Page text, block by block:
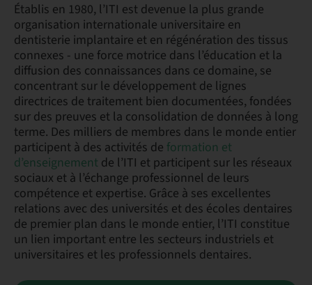
Établis en 1980, l’ITI est devenue la plus grande
organisation internationale universitaire en
dentisterie implantaire et en régénération des tissus
connexes - une force motrice dans l’éducation et la
diffusion des connaissances dans ce domaine, se
concentrant sur le développement de lignes
directrices de traitement bien documentées, fondées
sur des preuves et la consolidation de données à long
terme. Des milliers de membres dans le monde entier
participent à des activités de formation et
d’enseignement de l’ITI et participent sur les réseaux
sociaux et à l’échange professionnel de leurs
compétence et expertise. Grâce à ses excellentes
relations avec des universités et des écoles dentaires
de premier plan dans le monde entier, l’ITI constitue
un lien important entre les secteurs industriels et
universitaires et les professionnels dentaires.